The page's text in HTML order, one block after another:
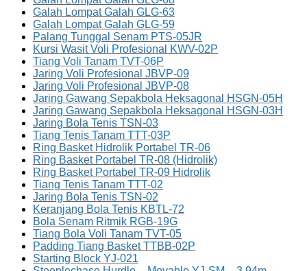
Galah Lompat Galah GLG-63
Galah Lompat Galah GLG-59
Palang Tunggal Senam PTS-05JR
Kursi Wasit Voli Profesional KWV-02P
Tiang Voli Tanam TVT-06P
Jaring Voli Profesional JBVP-09
Jaring Voli Profesional JBVP-08
Jaring Gawang Sepakbola Heksagonal HSGN-05H
Jaring Gawang Sepakbola Heksagonal HSGN-03H
Jaring Bola Tenis TSN-03
Tiang Tenis Tanam TTT-03P
Ring Basket Hidrolik Portabel TR-06
Ring Basket Portabel TR-08 (Hidrolik)
Ring Basket Portabel TR-09 Hidrolik
Tiang Tenis Tanam TTT-02
Jaring Bola Tenis TSN-02
Keranjang Bola Tenis KBTL-72
Bola Senam Ritmik RGB-19G
Tiang Bola Voli Tanam TVT-05
Padding Tiang Basket TTBB-02P
Starting Block YJ-021